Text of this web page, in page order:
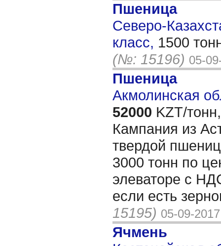
Пшеница
Северо-
класс, 1500
(№: 15196) 05-
Пшеница
Акмолинская
52000 KZT/тонн,
Кампания из
твердой
3000 тонн по
элеваторе с
если есть
15195) 05-09-2017
Ячмень